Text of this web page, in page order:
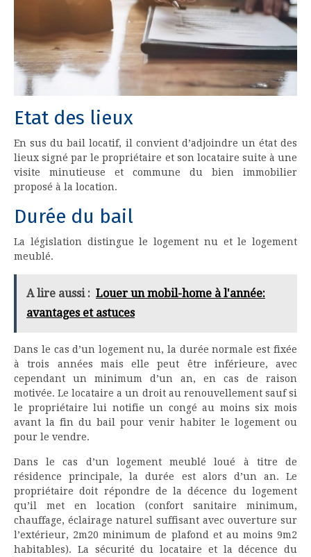
Etat des lieux
En sus du bail locatif, il convient d’adjoindre un état des
lieux signé par le propriétaire et son locataire suite à une
visite minutieuse et commune du bien immobilier
proposé à la location.
Durée du bail
La législation distingue le logement nu et le logement
meublé.
A lire aussi : Louer un mobil-home à l'année:
avantages et astuces
Dans le cas d’un logement nu, la durée normale est fixée
à trois années mais elle peut être inférieure, avec
cependant un minimum d’un an, en cas de raison
motivée. Le locataire a un droit au renouvellement sauf si
le propriétaire lui notifie un congé au moins six mois
avant la fin du bail pour venir habiter le logement ou
pour le vendre.
Dans le cas d’un logement meublé loué à titre de
résidence principale, la durée est alors d’un an. Le
propriétaire doit répondre de la décence du logement
qu’il met en location (confort sanitaire minimum,
chauffage, éclairage naturel suffisant avec ouverture sur
l’extérieur, 2m20 minimum de plafond et au moins 9m2
habitables). La sécurité du locataire et la décence du